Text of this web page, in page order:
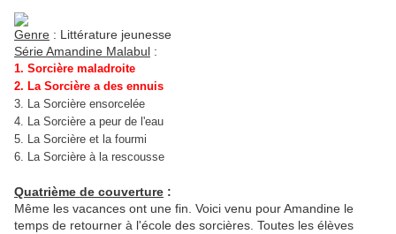
Genre : Littérature jeunesse
Série Amandine Malabul :
1. Sorcière maladroite
2. La Sorcière a des ennuis
3. La Sorcière ensorcelée
4. La Sorcière a peur de l'eau
5. La Sorcière et la fourmi
6. La Sorcière à la rescousse
Quatrième de couverture :
Même les vacances ont une fin. Voici venu pour Amandine le
temps de retourner à l'école des sorcières. Toutes les élèves